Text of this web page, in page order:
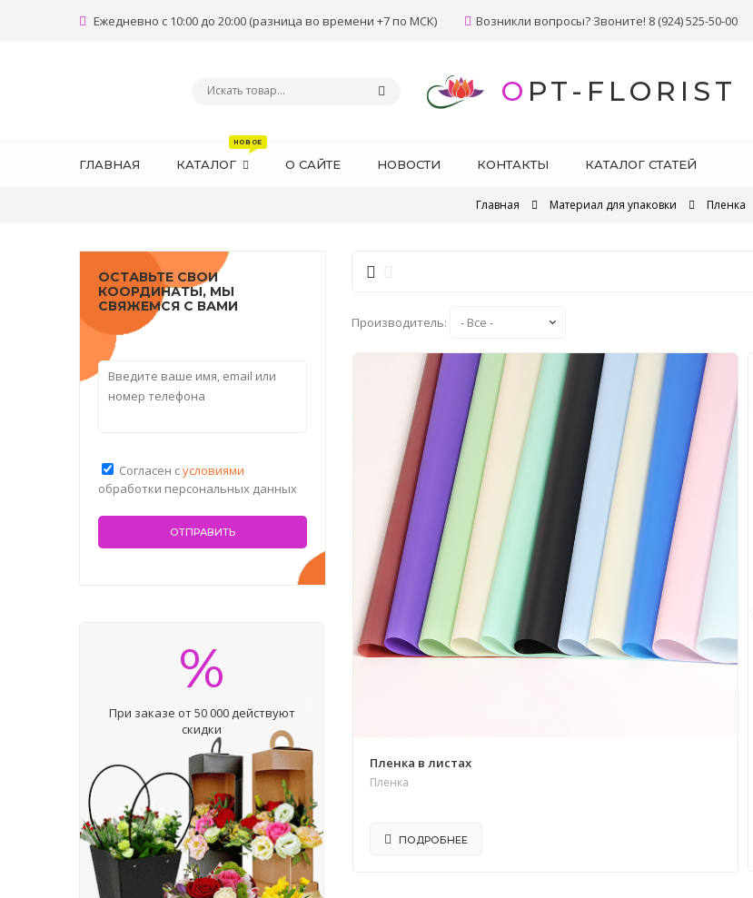
Ежедневно с 10:00 до 20:00 (разница во времени +7 по МСК) Возникли вопросы? Звоните! 8 (924) 525-50-00
OPT-FLORIST
ГЛАВНАЯ КАТАЛОГ О САЙТЕ НОВОСТИ КОНТАКТЫ КАТАЛОГ СТАТЕЙ
Главная Материал для упаковки Пленка
Производитель:
Пленка в листах
Пленка
ПОДРОБНЕЕ
ОСТАВЬТЕ СВОИ
КООРДИНАТЫ, МЫ
СВЯЖЕМСЯ С ВАМИ
Согласен сусловиями
обработки персональных данных
%
При заказе от 50 000 действуют
скидки